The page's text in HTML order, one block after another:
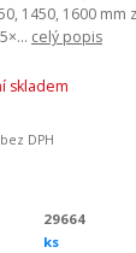
1450, 1600
celý popis
skladem
bez DPH
29664
ks